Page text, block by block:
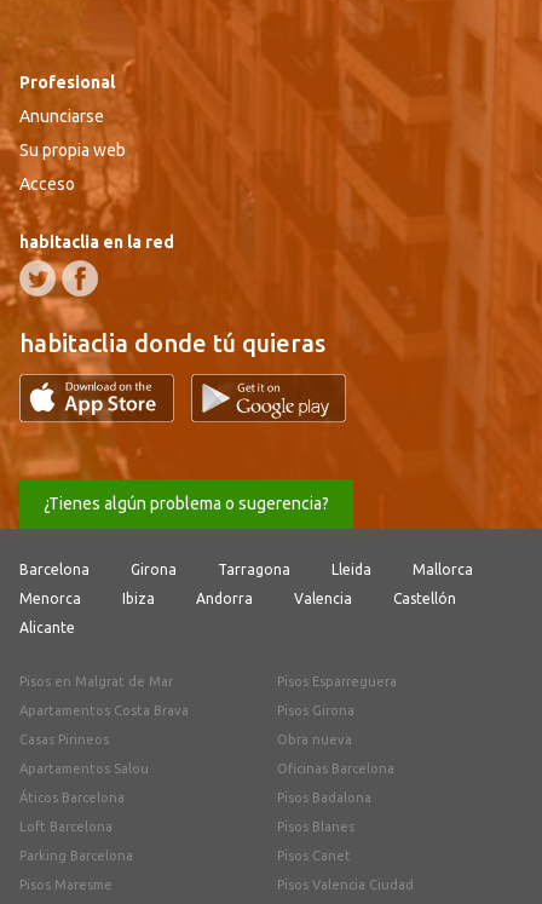
Profesional
Anunciarse
Su propia web
Acceso
habitaclia en la red
habitaclia donde tú quieras
¿Tienes algún problema o sugerencia?
Barcelona Girona Tarragona Lleida
Mallorca
Menorca
Ibiza Andorra Valencia
Castellón
Alicante
Pisos en Malgrat de Mar
Apartamentos Costa Brava
Casas Pirineos
Apartamentos Salou
Áticos Barcelona
Loft Barcelona
Parking Barcelona
Pisos Maresme
Pisos Esparreguera
Pisos Girona
Obra nueva
Oficinas Barcelona
Pisos Badalona
Pisos Blanes
Pisos Canet
Pisos Valencia Ciudad